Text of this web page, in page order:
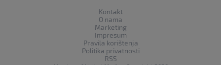
Kontakt
O nama
Marketing
Impresum
Pravila korištenja
Politika privatnosti
RSS